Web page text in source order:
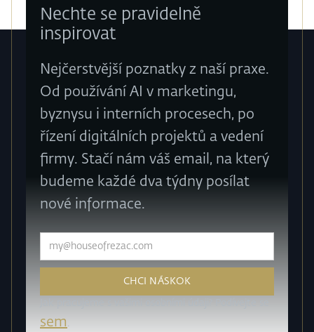
Nechte se pravidelně
inspirovat
Nejčerstvější poznatky z naší praxe.
Od používání AI v marketingu,
byznysu i interních procesech, po
řízení digitálních projektů a vedení
firmy. Stačí nám váš email, na který
budeme každé dva týdny posílat
nové informace.
sem